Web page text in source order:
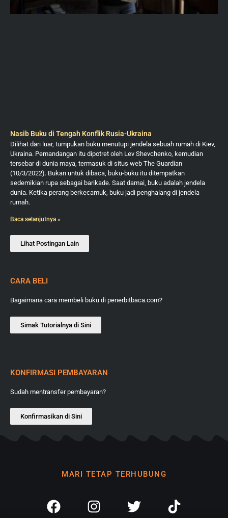
Nasib Buku di Tengah Konflik Rusia-Ukraina
Dilihat dari luar, tumpukan buku menutupi jendela sebuah rumah di Kiev,
Ukraina. Pemandangan itu dipotret oleh Lev Shevchenko, kemudian
tersebar di dunia maya, termasuk di situs web The Guardian
(10/3/2022). Bukan untuk dibaca, buku-buku itu ditempatkan
sedemikian rupa sebagai barikade. Saat damai, buku adalah jendela
dunia. Ketika perang berkecamuk, buku jadi penghalang di jendela
rumah.
Baca selanjutnya »
Lihat Postingan Lain
CARA BELI
Bagaimana cara membeli buku di penerbitbaca.com?
Simak Tutorialnya di Sini
KONFIRMASI PEMBAYARAN
Sudah mentransfer pembayaran?
Konfirmasikan di Sini
MARI TETAP TERHUBUNG